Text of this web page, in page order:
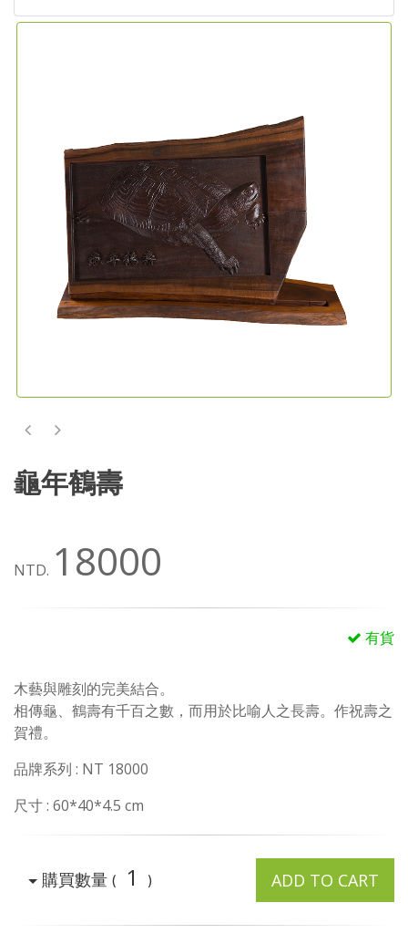
龜年鶴壽
NTD. 18000
有貨
木藝與雕刻的完美結合。
相傳龜、鶴壽有千百之數，而用於比喻人之長壽。作祝壽之
賀禮。
品牌系列 : NT 18000
尺寸 : 60*40*4.5 cm
購買數量 ( 1 ) ADD TO CART